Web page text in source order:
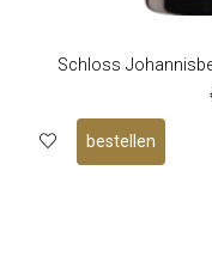
Schloss
bestellen